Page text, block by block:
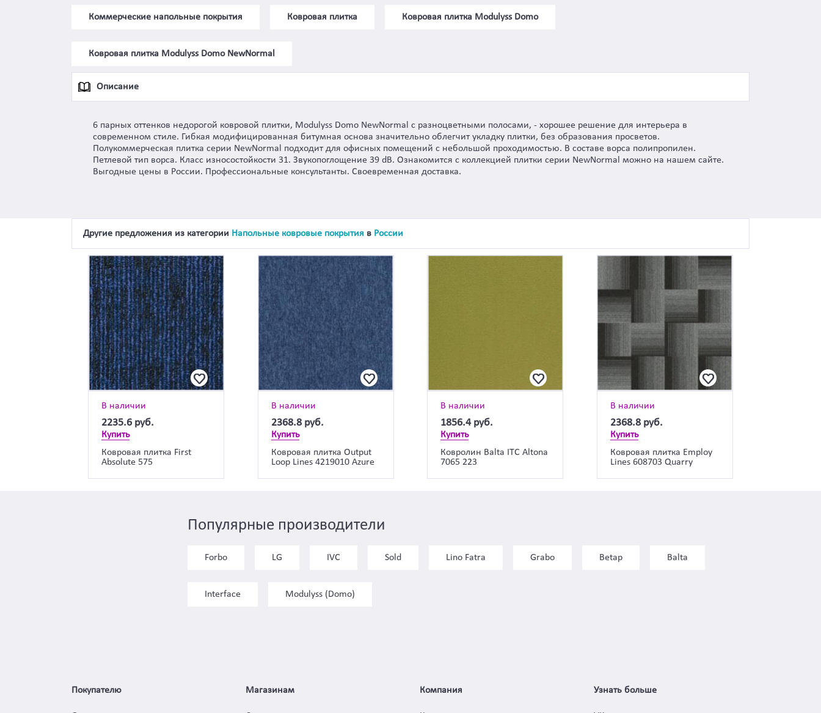
Коммерческие напольные покрытия Ковровая плитка Ковровая плитка Modulyss Domo
Ковровая плитка Modulyss Domo NewNormal
Описание
6 парных оттенков недорогой ковровой плитки, Modulyss Domo NewNormal с разноцветными полосами, - хорошее решение для интерьера в
современном стиле. Гибкая модифицированная битумная основа значительно облегчит укладку плитки, без образования просветов.
Полукоммерческая плитка серии NewNormal подходит для офисных помещений с небольшой проходимостью. В составе ворса полипропилен.
Петлевой тип ворса. Класс износостойкости 31. Звукопоглощение 39 dB. Ознакомится с коллекцией плитки серии NewNormal можно на нашем сайте.
Выгодные цены в России. Профессиональные консультанты. Своевременная доставка.
Другие предложения из категории Напольные ковровые покрытия в России
В наличии
2235.6 руб.
Купить
Ковровая плитка First
Absolute 575
В наличии
2368.8 руб.
Купить
Ковровая плитка Output
Loop Lines 4219010 Azure
В наличии
1856.4 руб.
Купить
Ковролин Balta ITC Altona
7065 223
В наличии
2368.8 руб.
Купить
Ковровая плитка Employ
Lines 608703 Quarry
Популярные производители
Forbo LG IVC Sold Lino Fatra Grabo Betap Balta
Interface Modulyss (Domo)
Покупателю Магазинам Компания Узнать больше